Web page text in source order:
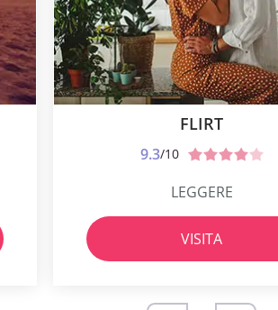
FLIRT
9.3/10
LEGGERE
VISITA